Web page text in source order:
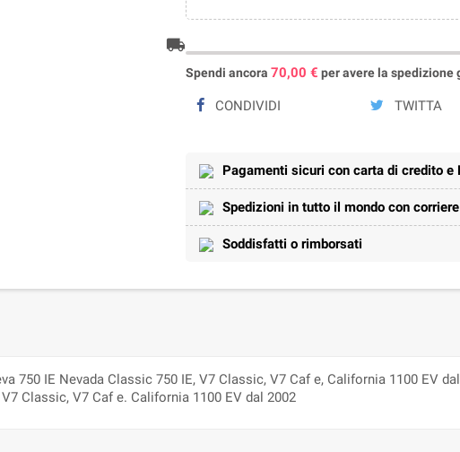
local_shipping
Spendi ancora 70,00 € per avere la spedizione
CONDIVIDI TWITTA
Pagamenti sicuri con carta di credito e
Spedizioni in tutto il mondo con
Soddisfatti o rimborsati
750 IE Nevada Classic 750 IE, V7 Classic, V7 Caf e, California 1100 EV
Classic, V7 Caf e. California 1100 EV dal 2002